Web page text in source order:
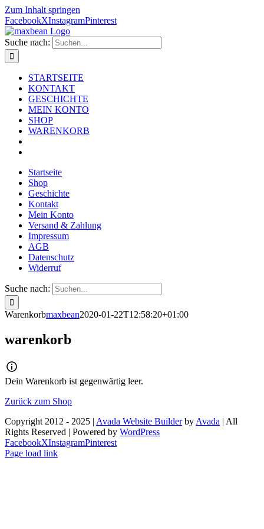
Zum Inhalt springen
FacebookXInstagramPinterest
Suche nach:
STARTSEITE
KONTAKT
GESCHICHTE
MEIN KONTO
SHOP
WARENKORB
Startseite
Shop
Geschichte
Kontakt
Mein Konto
Versand & Zahlung
Impressum
AGB
Datenschutz
Widerruf
Suche nach:
Warenkorbmaxbean2020-01-22T12:58:20+01:00
warenkorb
Dein Warenkorb ist gegenwärtig leer.
Zurück zum Shop
Copyright 2012 - 2025 | Avada Website Builderby Avada | All
Rights Reserved | Powered by WordPress
FacebookXInstagramPinterest
Page load link